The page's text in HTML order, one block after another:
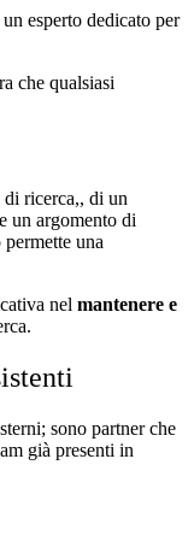
esperto dedicato per
che qualsiasi
ricerca,, di un
un argomento di
una
nel mantenere e
sono partner che
già presenti in